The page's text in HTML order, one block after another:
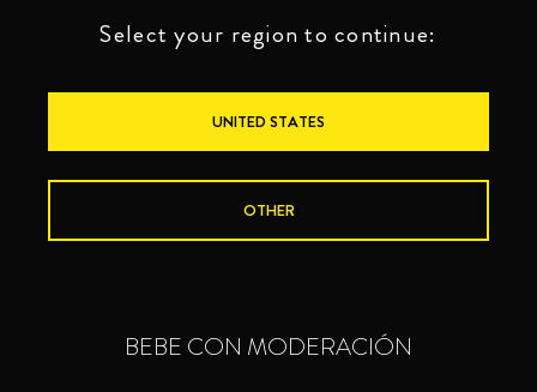
Select your region to continue:
UNITED STATES
OTHER
BEBE CON MODERACIÓN